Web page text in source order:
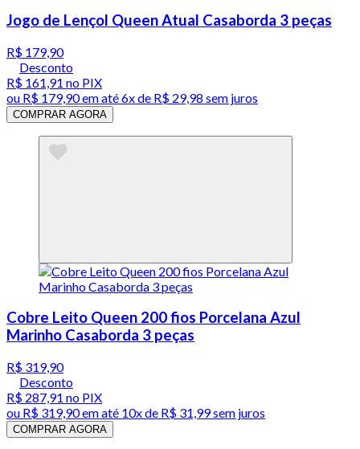
Jogo de Lençol Queen Atual Casaborda 3 peças
R$ 179,90
Desconto
R$ 161,91 no PIX
ou R$ 179,90em até6x de R$ 29,98 sem juros
COMPRAR AGORA
Cobre Leito Queen 200 fios Porcelana Azul
Marinho Casaborda 3 peças
R$ 319,90
Desconto
R$ 287,91 no PIX
ou R$ 319,90em até 10x de R$ 31,99 sem juros
COMPRAR AGORA